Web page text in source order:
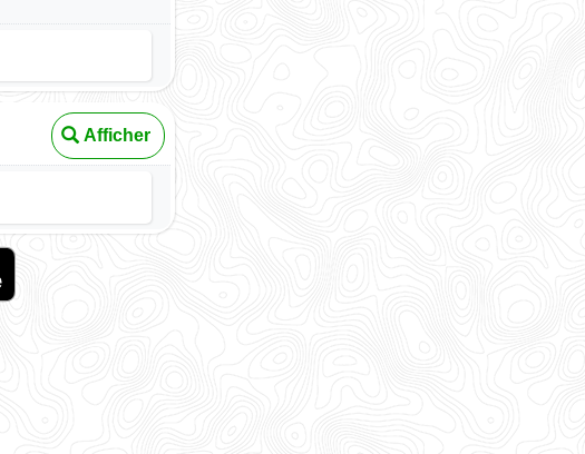
Afficher